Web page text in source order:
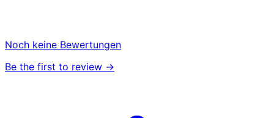
Noch keine Bewertungen
Be the first to review →